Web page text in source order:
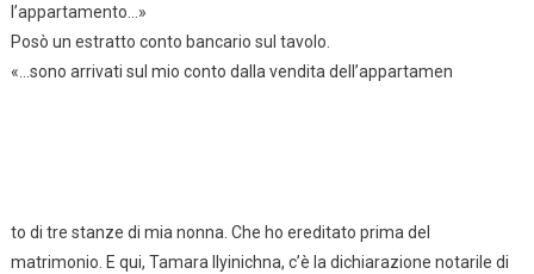
l’appartamento…»
Posò un estratto conto bancario sul tavolo.
«…sono arrivati sul mio conto dalla vendita dell’appartamen
to di tre stanze di mia nonna. Che ho ereditato prima del
matrimonio. E qui, Tamara Ilyinichna, c’è la dichiarazione notarile di